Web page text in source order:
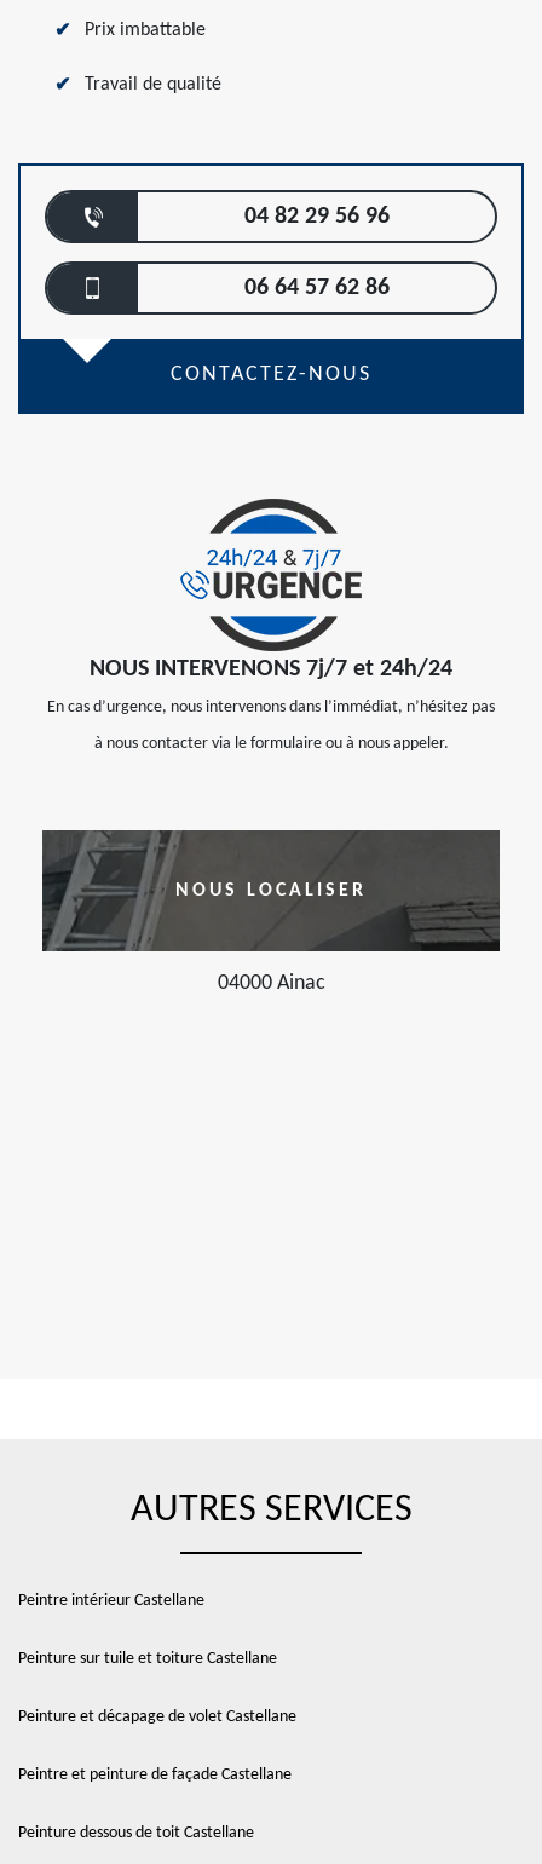
Prix imbattable
Travail de qualité
04 82 29 56 96
06 64 57 62 86
CONTACTEZ-NOUS
NOUS INTERVENONS 7j/7 et 24h/24
En cas d’urgence, nous intervenons dans l’immédiat, n’hésitez pas
à nous contacter via le formulaire ou à nous appeler.
NOUS LOCALISER
04000 Ainac
AUTRES SERVICES
Peintre intérieur Castellane
Peinture sur tuile et toiture Castellane
Peinture et décapage de volet Castellane
Peintre et peinture de façade Castellane
Peinture dessous de toit Castellane